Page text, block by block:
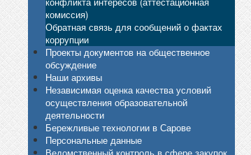
комиссия)
Обратная связь для сообщений о фактах
коррупции
Проекты документов на общественное
обсуждение
Наши архивы
Независимая оценка качества условий
осуществления образовательной
деятельности
Бережливые технологии в Сарове
Персональные данные